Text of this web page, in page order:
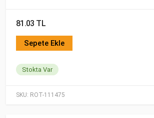
SKU: ROT-111475
81.03 TL
Sepete Ekle
Stokta Var